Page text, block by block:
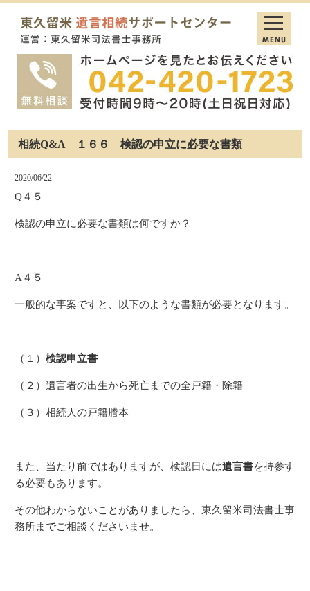
相続Q&A １６６ 検認の申立に必要な書類
2020/06/22
Q４５
検認の申立に必要な書類は何ですか？
A４５
一般的な事案ですと、以下のような書類が必要となります。
（１）検認申立書
（２）遺言者の出生から死亡までの全戸籍・除籍
（３）相続人の戸籍謄本
また、当たり前ではありますが、検認日には遺言書を持参す
る必要もあります。
その他わからないことがありましたら、東久留米司法書士事
務所までご相談くださいませ。